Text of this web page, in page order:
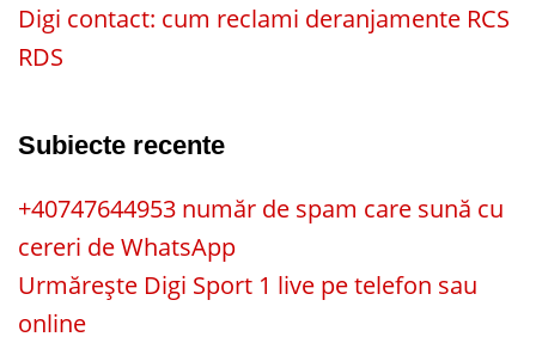
Digi contact: cum reclami deranjamente RCS
RDS
Subiecte recente
+40747644953 număr de spam care sună cu
cereri de WhatsApp
Urmărește Digi Sport 1 live pe telefon sau
online